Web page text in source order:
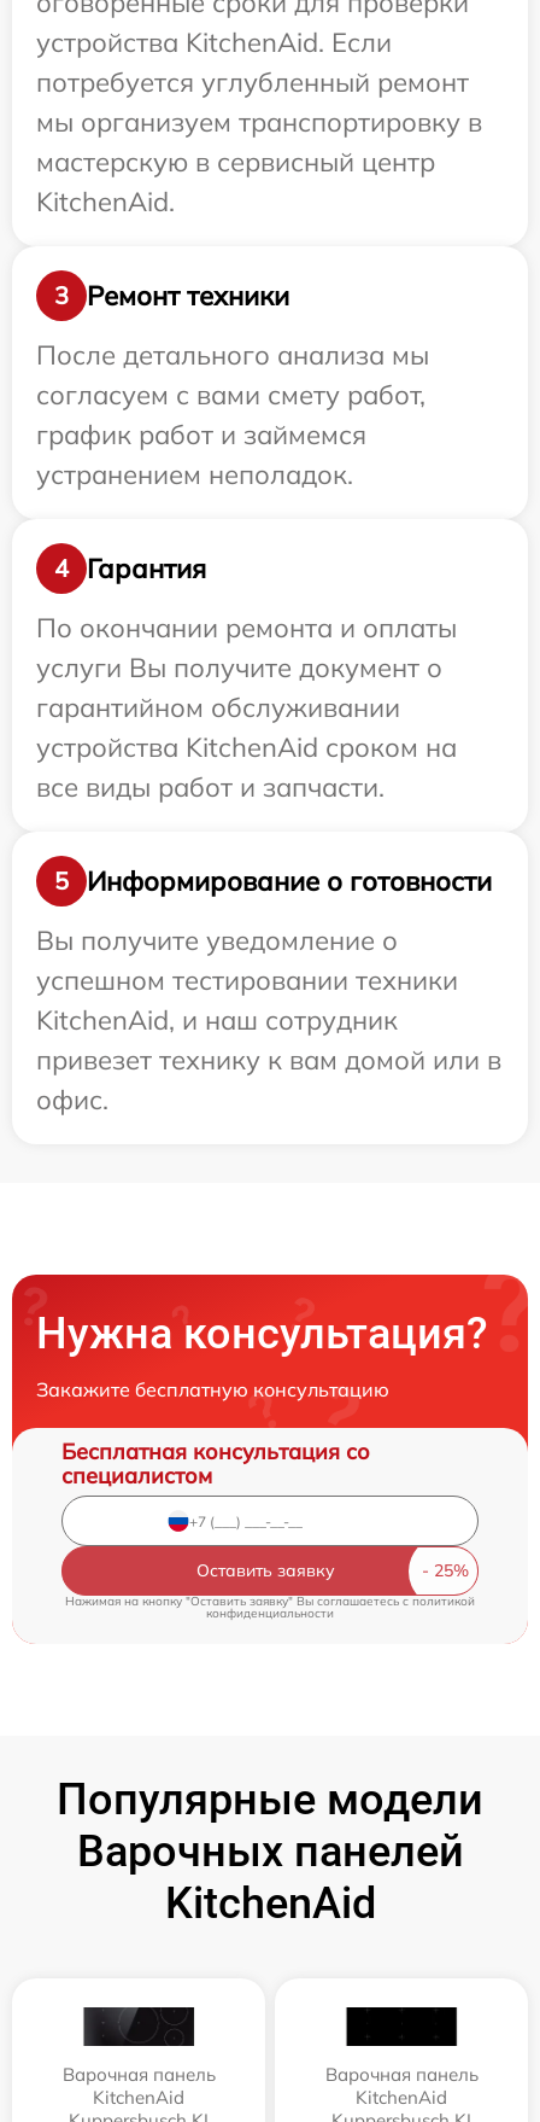
устройства KitchenAid. Если
потребуется углубленный ремонт
мы организуем транспортировку в
мастерскую в сервисный центр
KitchenAid.
3
Ремонт техники
После детального анализа мы
согласуем с вами смету работ,
график работ и займемся
устранением неполадок.
4
Гарантия
По окончании ремонта и оплаты
услуги Вы получите документ о
гарантийном обслуживании
устройства KitchenAid сроком на
все виды работ и запчасти.
5
Информирование о готовности
Вы получите уведомление о
успешном тестировании техники
KitchenAid, и наш сотрудник
привезет технику к вам домой или в
офис.
Нужна консультация?
Закажите бесплатную консультацию
Бесплатная консультация со
специалистом
Оставить заявку
Нажимая на кнопку "Оставить заявку" Вы соглашаетесь cполитикой
конфиденциальности
Популярные модели
Варочных панелей
KitchenAid
Варочная панель
KitchenAid
Варочная панель
KitchenAid